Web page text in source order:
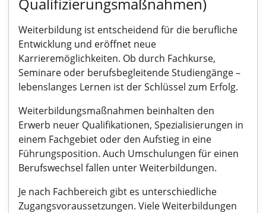
Weiterbildung ist entscheidend für die berufliche
Entwicklung und eröffnet neue
Karrieremöglichkeiten. Ob durch Fachkurse,
Seminare oder berufsbegleitende Studiengänge –
lebenslanges Lernen ist der Schlüssel zum Erfolg.
Weiterbildungsmaßnahmen beinhalten den
Erwerb neuer Qualifikationen, Spezialisierungen in
einem Fachgebiet oder den Aufstieg in eine
Führungsposition. Auch Umschulungen für einen
Berufswechsel fallen unter Weiterbildungen.
Je nach Fachbereich gibt es unterschiedliche
Zugangsvoraussetzungen. Viele Weiterbildungen